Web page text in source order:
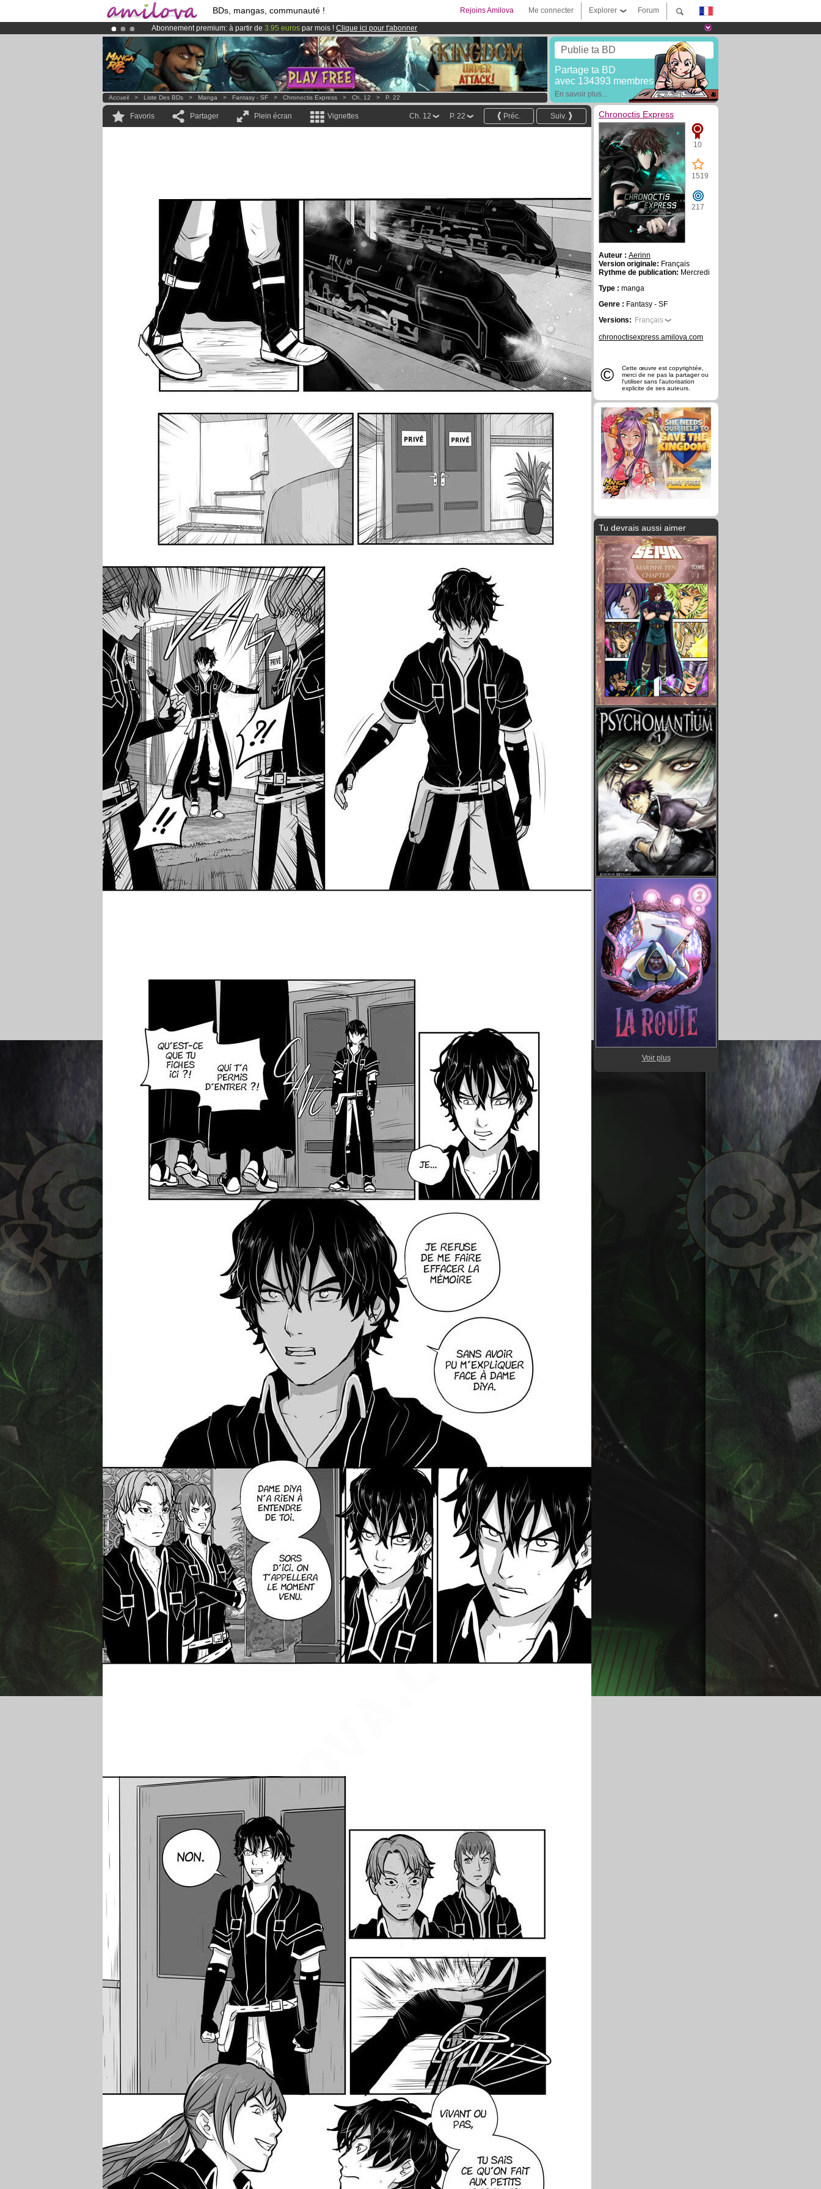
BDs, mangas, communauté ! Forum
Explorer
Me connecter
Rejoins Amilova
Abonnement premium: à partir de 3.95 euros par mois ! Clique ici pour t'abonner
LeKickstarter Amilova est désormais lancé!.
Déjà 100000membreset 1000BDs & Mangas!
Publie ta BD
Partage ta BD
avec 134393 membres !
En savoir plus...
Accueil > Liste Des BDs > Manga > Fantasy - SF > Chronoctis Express > Ch. 12 > P. 22
Favoris Partager Plein écran Vignettes Suiv.
Préc.
P. 22
Ch. 12 Chronoctis Express
10
1519
217
Auteur : Aerinn
Version originale: Français
Rythme de publication: Mercredi
Type : manga
Genre : Fantasy - SF
Versions: Français
chronoctisexpress.amilova.com
©
Cette œuvre est copyrightée,
merci de ne pas la partager ou
l'utiliser sans l'autorisation
explicite de ses auteurs.
Tu devrais aussi aimer
Voir plus